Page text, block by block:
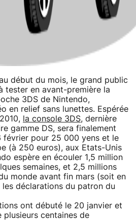
début du mois, le grand public
tester en avant-première la
3DS de Nintendo,
en relief sans lunettes. Espérée
la console 3DS, dernière
gamme DS, sera finalement
février pour 25 000 yens et le
(à 250 euros), aux Etats-Unis
espère en écouler 1,5 million
semaines, et 2,5 millions
monde avant fin mars (soit en
les déclarations du patron du
ont débuté le 20 janvier et
centaines de